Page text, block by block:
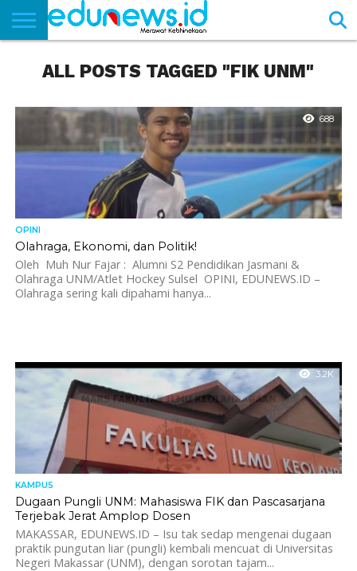
NEWS
EDUNEWS
LITERASI
PUSTAKA
SOSOK
TEKNO
KHASANAH
SASTRA
ALL POSTS TAGGED "FIK UNM"
688
OPINI
Olahraga, Ekonomi, dan Politik!
Oleh Muh Nur Fajar : Alumni S2 Pendidikan Jasmani &
Olahraga UNM/Atlet Hockey Sulsel OPINI, EDUNEWS.ID –
Olahraga sering kali dipahami hanya...
3.2K
KAMPUS
Dugaan Pungli UNM: Mahasiswa FIK dan Pascasarjana
Terjebak Jerat Amplop Dosen
MAKASSAR, EDUNEWS.ID – Isu tak sedap mengenai dugaan
praktik pungutan liar (pungli) kembali mencuat di Universitas
Negeri Makassar (UNM), dengan sorotan tajam...